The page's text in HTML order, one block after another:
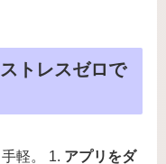
トレスゼロで
軽。 1. アプリをダ